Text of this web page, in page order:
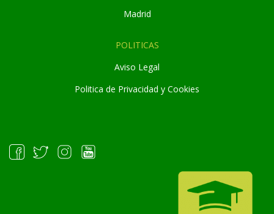
Madrid
POLITICAS
Aviso Legal
Politica de Privacidad y Cookies